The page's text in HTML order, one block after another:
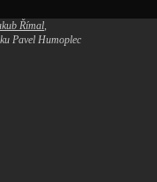
Římal,
Pavel Humoplec